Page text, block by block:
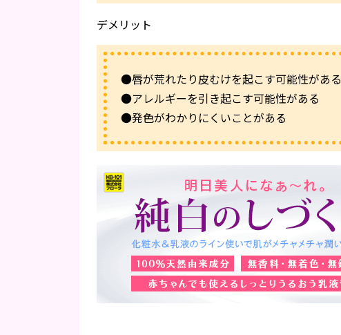
デメリット
●唇が荒れたり皮むけを起こす可能性がある
●アレルギーを引き起こす可能性がある
●発色がわかりにくいことがある